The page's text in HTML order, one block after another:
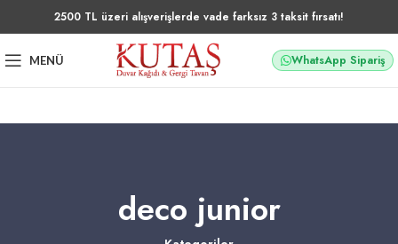
2500 TL üzeri alışverişlerde vade farksız 3 taksit fırsatı!
MENÜ WhatsApp Sipariş
deco junior